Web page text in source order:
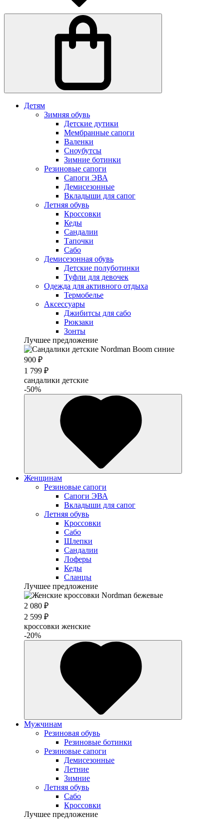
Детям
Зимняя обувь
Детские дутики
Мембранные сапоги
Валенки
Сноубутсы
Зимние ботинки
Резиновые сапоги
Сапоги ЭВА
Демисезонные
Вкладыши для сапог
Летняя обувь
Кроссовки
Кеды
Сандалии
Тапочки
Сабо
Демисезонная обувь
Детские полуботинки
Туфли для девочек
Одежда для активного отдыха
Термобелье
Аксессуары
Джибитсы для сабо
Рюкзаки
Зонты
Лучшее предложение
900 ₽
1 799 ₽
сандалики детские
-50%
Женщинам
Резиновые сапоги
Cапоги ЭВА
Вкладыши для сапог
Летняя обувь
Кроссовки
Сабо
Шлепки
Сандалии
Лоферы
Кеды
Сланцы
Лучшее предложение
2 080 ₽
2 599 ₽
кроссовки женские
-20%
Мужчинам
Резиновая обувь
Резиновые ботинки
Резиновые сапоги
Демисезонные
Летние
Зимние
Летняя обувь
Сабо
Кроссовки
Лучшее предложение